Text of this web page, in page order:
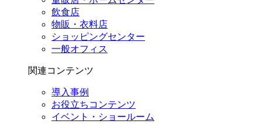
飲食店
物販・衣料店
ショッピングセンター
一般オフィス
関連コンテンツ
導入事例
お役立ちコンテンツ
イベント・ショールーム